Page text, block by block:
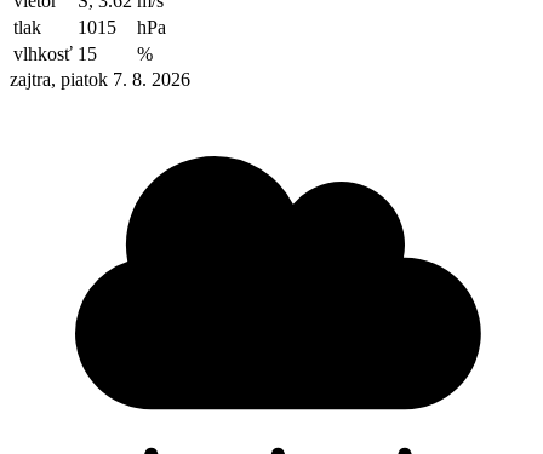
tlak
1015
hPa
vlhkosť 15
%
zajtra, piatok 7. 8. 2026